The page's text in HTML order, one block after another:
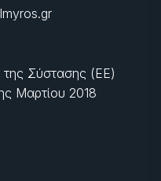
της Σύστασης (ΕΕ)
Μαρτίου 2018